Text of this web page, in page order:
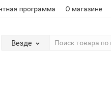
программа О магазине
Везде